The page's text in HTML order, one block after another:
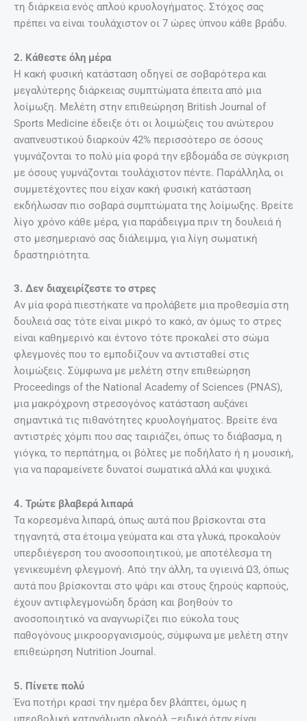
τη διάρκεια ενός απλού κρυολογήματος. Στόχος σας
πρέπει να είναι τουλάχιστον οι 7 ώρες ύπνου κάθε βράδυ.
2. Κάθεστε όλη μέρα
Η κακή φυσική κατάσταση οδηγεί σε σοβαρότερα και
μεγαλύτερης διάρκειας συμπτώματα έπειτα από μια
λοίμωξη. Μελέτη στην επιθεώρηση British Journal of
Sports Medicine έδειξε ότι οι λοιμώξεις του ανώτερου
αναπνευστικού διαρκούν 42% περισσότερο σε όσους
γυμνάζονται το πολύ μία φορά την εβδομάδα σε σύγκριση
με όσους γυμνάζονται τουλάχιστον πέντε. Παράλληλα, οι
συμμετέχοντες που είχαν κακή φυσική κατάσταση
εκδήλωσαν πιο σοβαρά συμπτώματα της λοίμωξης. Βρείτε
λίγο χρόνο κάθε μέρα, για παράδειγμα πριν τη δουλειά ή
στο μεσημεριανό σας διάλειμμα, για λίγη σωματική
δραστηριότητα.
3. Δεν διαχειρίζεστε το στρες
Αν μία φορά πιεστήκατε να προλάβετε μια προθεσμία στη
δουλειά σας τότε είναι μικρό το κακό, αν όμως το στρες
είναι καθημερινό και έντονο τότε προκαλεί στο σώμα
φλεγμονές που το εμποδίζουν να αντισταθεί στις
λοιμώξεις. Σύμφωνα με μελέτη στην επιθεώρηση
Proceedings of the National Academy of Sciences (PNAS),
μια μακρόχρονη στρεσογόνος κατάσταση αυξάνει
σημαντικά τις πιθανότητες κρυολογήματος. Βρείτε ένα
αντιστρές χόμπι που σας ταιριάζει, όπως το διάβασμα, η
γιόγκα, το περπάτημα, οι βόλτες με ποδήλατο ή η μουσική,
για να παραμείνετε δυνατοί σωματικά αλλά και ψυχικά.
4. Τρώτε βλαβερά λιπαρά
Τα κορεσμένα λιπαρά, όπως αυτά που βρίσκονται στα
τηγανητά, στα έτοιμα γεύματα και στα γλυκά, προκαλούν
υπερδιέγερση του ανοσοποιητικού, με αποτέλεσμα τη
γενικευμένη φλεγμονή. Από την άλλη, τα υγιεινά Ω3, όπως
αυτά που βρίσκονται στο ψάρι και στους ξηρούς καρπούς,
έχουν αντιφλεγμονώδη δράση και βοηθούν το
ανοσοποιητικό να αναγνωρίζει πιο εύκολα τους
παθογόνους μικροοργανισμούς, σύμφωνα με μελέτη στην
επιθεώρηση Nutrition Journal.
5. Πίνετε πολύ
Ένα ποτήρι κρασί την ημέρα δεν βλάπτει, όμως η